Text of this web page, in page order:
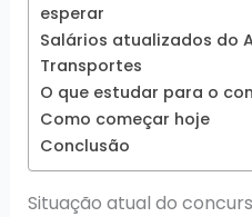
esperar
Salários atualizados do
Transportes
O que estudar para o
Como começar hoje
Conclusão
Situação atual do